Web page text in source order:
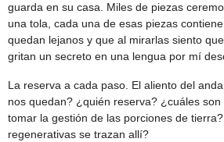
guarda en su casa. Miles de piezas
una tola, cada una de esas piezas
quedan lejanos y que al mirarlas siento
gritan un secreto en una lengua por mí
La reserva a cada paso. El aliento del
nos quedan? ¿quién reserva? ¿cuáles
tomar la gestión de las porciones de
regenerativas se trazan allí?